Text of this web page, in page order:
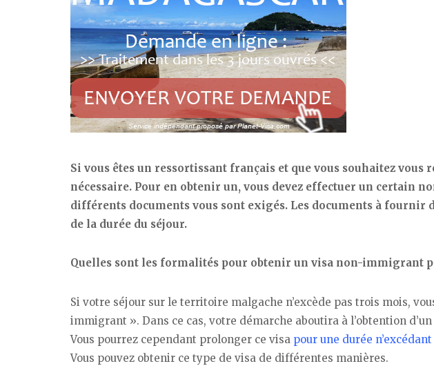
Si vous êtes un ressortissant français et que vous souhaitez vous
nécessaire. Pour en obtenir un, vous devez effectuer un certain
différents documents vous sont exigés. Les documents à fournir
de la durée du séjour.
Quelles sont les formalités pour obtenir un visa non-immigrant
Si votre séjour sur le territoire malgache n’excède pas trois mois,
immigrant ». Dans ce cas, votre démarche aboutira à l’obtention
Vous pourrez cependant prolonger ce visa pour une durée
Vous pouvez obtenir ce type de visa de différentes manières.